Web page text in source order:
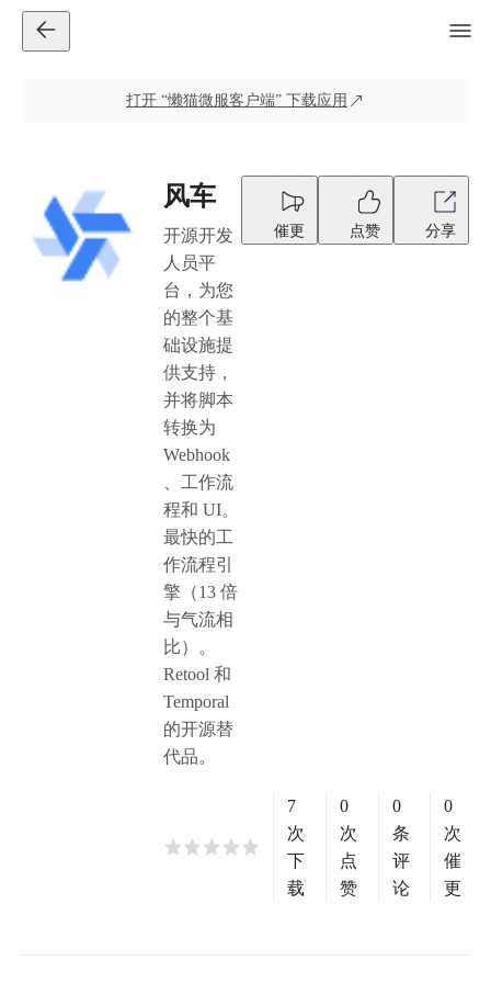
打开 “懒猫微服客户端” 下载应用
风车
开源开发
人员平
台，为您
的整个基
础设施提
供支持，
并将脚本
转换为
Webhook
、工作流
程和 UI。
最快的工
作流程引
擎（13 倍
与气流相
比）。
Retool 和
Temporal
的开源替
代品。
催更 点赞 分享
7
次
下
载
0
次
点
赞
0
条
评
论
0
次
催
更